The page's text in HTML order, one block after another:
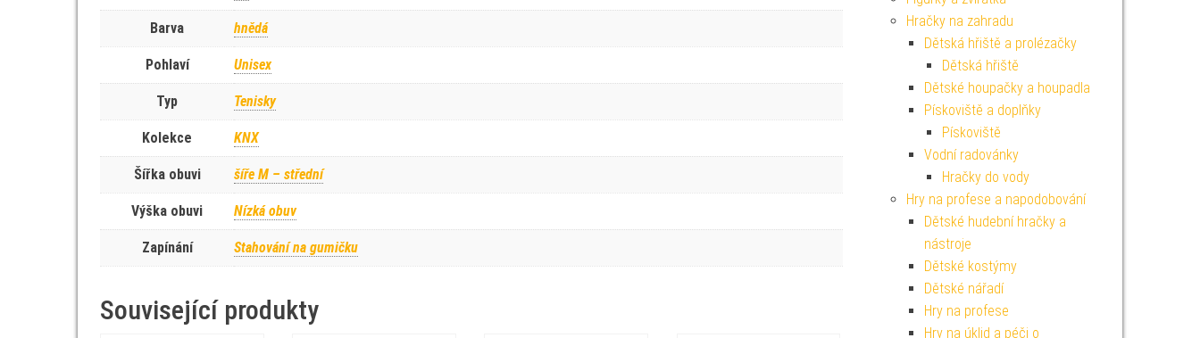
Barva hnědá
Pohlaví Unisex
Typ Tenisky
Kolekce KNX
Šířka obuvi šíře M – střední
Výška obuvi Nízká obuv
Zapínání Stahování na gumičku
Související produkty
Hračky na zahradu
Dětská hřiště a prolézačky
Dětská hřiště
Dětské houpačky a houpadla
Pískoviště a doplňky
Pískoviště
Vodní radovánky
Hračky do vody
Hry na profese a napodobování
Dětské hudební hračky a
nástroje
Dětské kostýmy
Dětské nářadí
Hry na profese
Hry na úklid a péči o